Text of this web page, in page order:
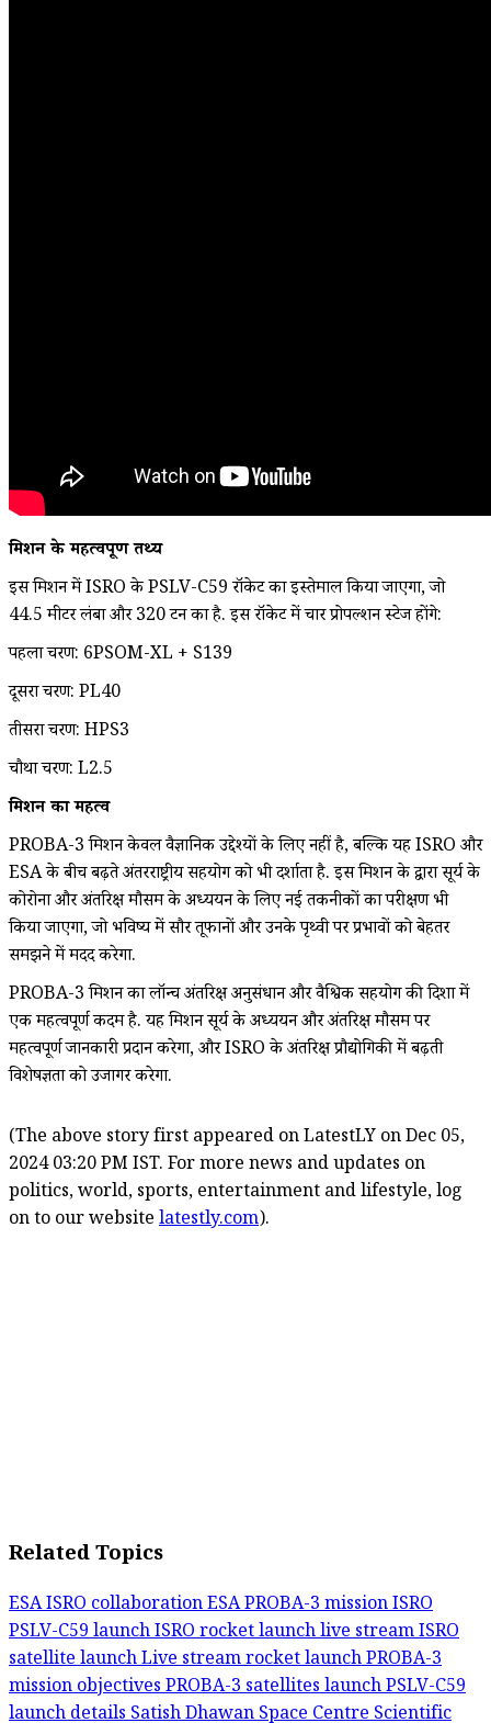
मिशन के महत्वपूर्ण तथ्य
इस मिशन में ISRO के PSLV-C59 रॉकेट का इस्तेमाल किया जाएगा, जो
44.5 मीटर लंबा और 320 टन का है. इस रॉकेट में चार प्रोपल्शन स्टेज होंगे:
पहला चरण: 6PSOM-XL + S139
दूसरा चरण: PL40
तीसरा चरण: HPS3
चौथा चरण: L2.5
मिशन का महत्व
PROBA-3 मिशन केवल वैज्ञानिक उद्देश्यों के लिए नहीं है, बल्कि यह ISRO और
ESA के बीच बढ़ते अंतरराष्ट्रीय सहयोग को भी दर्शाता है. इस मिशन के द्वारा सूर्य के
कोरोना और अंतरिक्ष मौसम के अध्ययन के लिए नई तकनीकों का परीक्षण भी
किया जाएगा, जो भविष्य में सौर तूफानों और उनके पृथ्वी पर प्रभावों को बेहतर
समझने में मदद करेगा.
PROBA-3 मिशन का लॉन्च अंतरिक्ष अनुसंधान और वैश्विक सहयोग की दिशा में
एक महत्वपूर्ण कदम है. यह मिशन सूर्य के अध्ययन और अंतरिक्ष मौसम पर
महत्वपूर्ण जानकारी प्रदान करेगा, और ISRO के अंतरिक्ष प्रौद्योगिकी में बढ़ती
विशेषज्ञता को उजागर करेगा.
(The above story first appeared on LatestLY on Dec 05,
2024 03:20 PM IST. For more news and updates on
politics, world, sports, entertainment and lifestyle, log
on to our website latestly.com).
Related Topics
ESA ISRO collaborationESA PROBA-3 missionISRO
PSLV-C59 launchISRO rocket launch live streamISRO
satellite launchLive stream rocket launchPROBA-3
mission objectivesPROBA-3 satellites launchPSLV-C59
launch detailsSatish Dhawan Space CentreScientific